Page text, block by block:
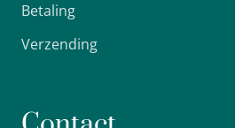
Betaling
Verzending